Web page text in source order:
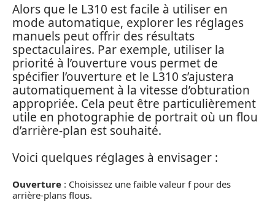
Alors que le L310 est facile à utiliser en
mode automatique, explorer les réglages
manuels peut offrir des résultats
spectaculaires. Par exemple, utiliser la
priorité à l’ouverture vous permet de
spécifier l’ouverture et le L310 s’ajustera
automatiquement à la vitesse d’obturation
appropriée. Cela peut être particulièrement
utile en photographie de portrait où un flou
d’arrière-plan est souhaité.
Voici quelques réglages à envisager :
Ouverture : Choisissez une faible valeur f pour des
arrière-plans flous.